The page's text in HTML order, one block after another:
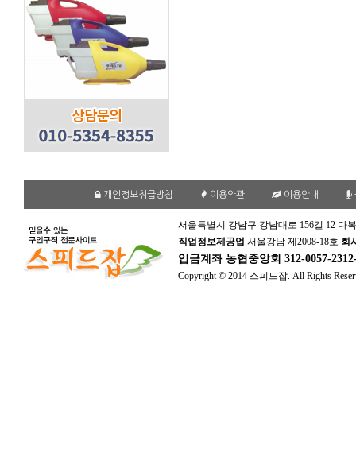
개인정보취급방침 이용약관 이용안내
서울특별시 강남구 강남대로 156길 12 다
직업정보제공업 서울강남 제2008-18호 회
입금계좌 농협중앙회 312-0057-
Copyright © 2014 스피드잡. All Rights